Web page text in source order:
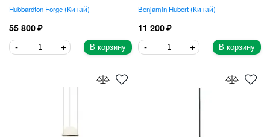
Hubbardton Forge Китай
55 800
В корзину
Benjamin Hubert Китай
11 200
В корзину